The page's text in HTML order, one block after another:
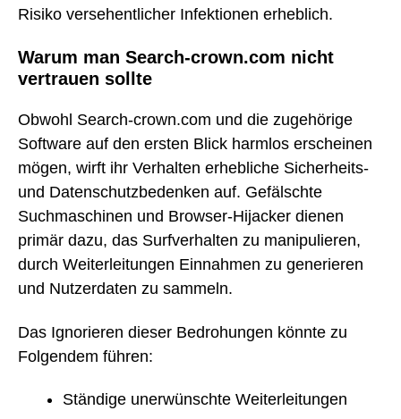
Risiko versehentlicher Infektionen erheblich.
Warum man Search-crown.com nicht
vertrauen sollte
Obwohl Search-crown.com und die zugehörige
Software auf den ersten Blick harmlos erscheinen
mögen, wirft ihr Verhalten erhebliche Sicherheits-
und Datenschutzbedenken auf. Gefälschte
Suchmaschinen und Browser-Hijacker dienen
primär dazu, das Surfverhalten zu manipulieren,
durch Weiterleitungen Einnahmen zu generieren
und Nutzerdaten zu sammeln.
Das Ignorieren dieser Bedrohungen könnte zu
Folgendem führen:
Ständige unerwünschte Weiterleitungen